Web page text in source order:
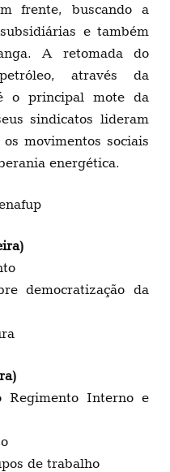
frente, buscando a
e também
A retomada do
através da
o principal mote da
sindicatos lideram
movimentos sociais
energética.
democratização da
Regimento Interno e
de trabalho